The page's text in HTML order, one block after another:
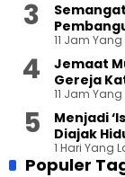
11 Jam Yang
Jemaat
Gereja
11 Jam Yang
Menjadi
Diajak
1 Hari Yang
Populer